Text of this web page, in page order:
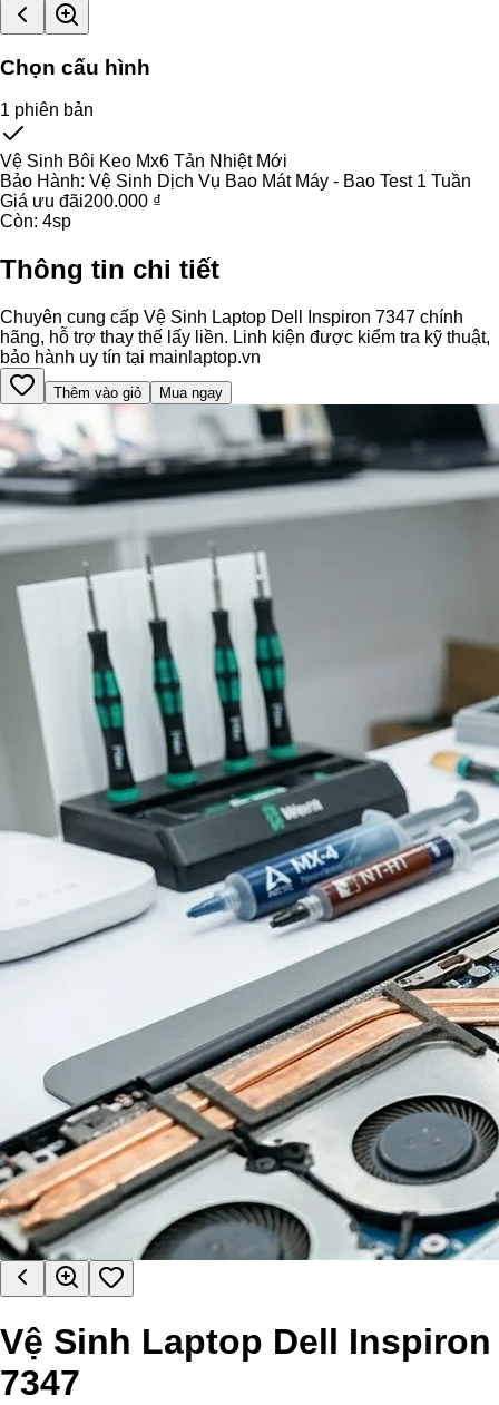
Chọn cấu hình
1 phiên bản
Vệ Sinh Bôi Keo Mx6 Tản Nhiệt Mới
Bảo Hành: Vệ Sinh Dịch Vụ Bao Mát Máy - Bao Test 1 Tuần
Giá ưu đãi200.000 ₫
Còn: 4sp
Thông tin chi tiết
Chuyên cung cấp Vệ Sinh Laptop Dell Inspiron 7347 chính
hãng, hỗ trợ thay thế lấy liền. Linh kiện được kiểm tra kỹ thuật,
bảo hành uy tín tại mainlaptop.vn
Thêm vào giỏ Mua ngay
Vệ Sinh Laptop Dell Inspiron
7347